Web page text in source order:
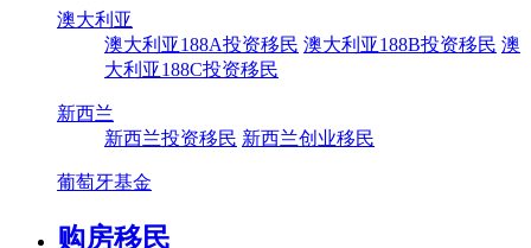
澳大利亚
澳大利亚188A投资移民 澳大利亚188B投资移民 澳
大利亚188C投资移民
新西兰
新西兰投资移民 新西兰创业移民
葡萄牙基金
购房移民